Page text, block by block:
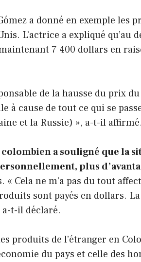
a donné en exemple les
L’actrice a expliqué qu’au
7 400 dollars en
de la hausse du prix
à cause de tout ce qui se
et la Russie) », a-t-il affirmé.
a souligné que la
plus
Cela ne m’a pas du tout
sont payés en dollars.
t-il déclaré.
produits de l’étranger en
du pays et celle des